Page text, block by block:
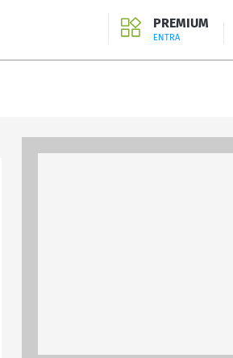
PREMIUM
ENTRA